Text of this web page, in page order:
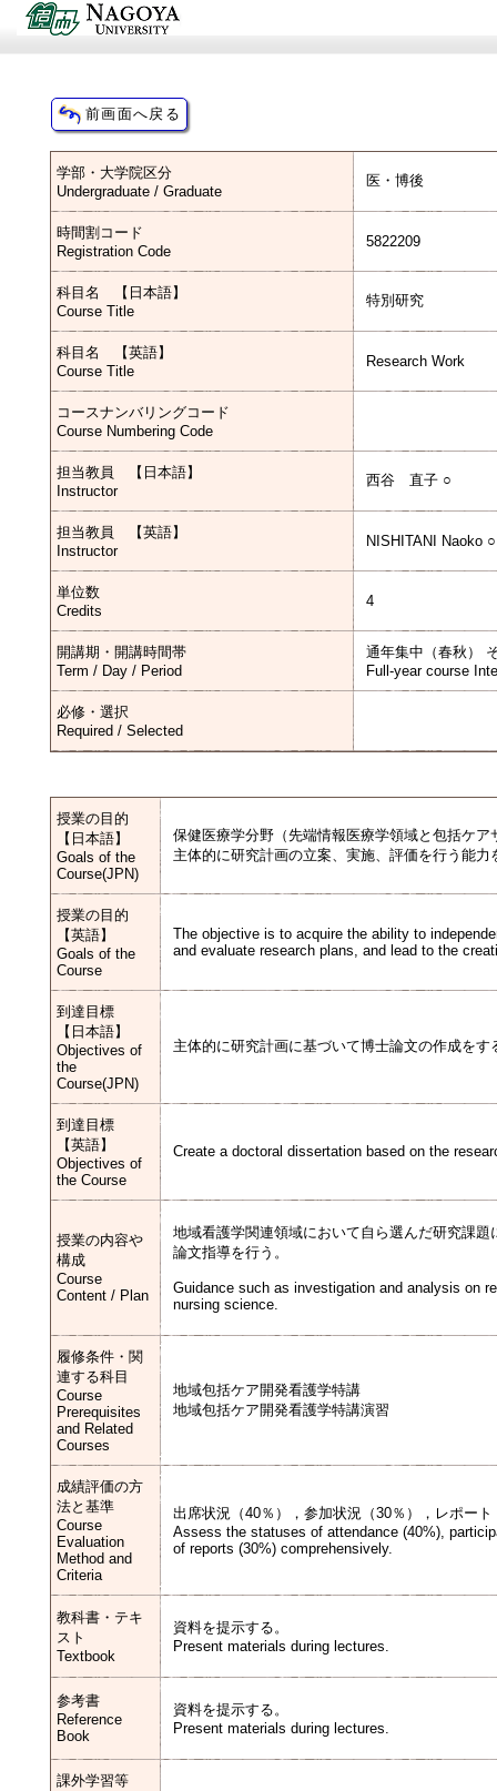
学部・大学院区分
Undergraduate / Graduate
医・博後
時間割コード
Registration Code
5822209
科目名 【日本語】
Course Title
特別研究
科目名 【英語】
Course Title
Research Work
コースナンバリングコード
Course Numbering Code
担当教員 【日本語】
Instructor
西谷 直子 ○
担当教員 【英語】
Instructor
NISHITANI Naoko ○
単位数
Credits
4
開講期・開講時間帯
Term / Day / Period
通年集中（春秋）
Full-year course
必修・選択
Required / Selected
授業の目的
【日本語】
Goals of the
Course(JPN)
保健医療学分野（先端情報医療学領域と包括ケ
主体的に研究計画の立案、実施、評価を行う能
授業の目的
【英語】
Goals of the
Course
The objective is to acquire the ability to
and evaluate research plans, and lead to the
到達目標
【日本語】
Objectives of
the
Course(JPN)
主体的に研究計画に基づいて博士論文の作成をす
到達目標
【英語】
Objectives of
the Course
Create a doctoral dissertation based on the
授業の内容や
構成
Course
Content / Plan
地域看護学関連領域において自ら選んだ研究課
論文指導を行う。
Guidance such as investigation and analysis on
nursing science.
履修条件・関
連する科目
Course
Prerequisites
and Related
Courses
地域包括ケア開発看護学特講
地域包括ケア開発看護学特講演習
成績評価の方
法と基準
Course
Evaluation
Method and
Criteria
出席状況（40％），参加状況（30％），レポー
Assess the statuses of attendance (40%),
of reports (30%) comprehensively.
教科書・テキ
スト
Textbook
資料を提示する。
Present materials during lectures.
参考書
Reference
Book
資料を提示する。
Present materials during lectures.
課外学習等